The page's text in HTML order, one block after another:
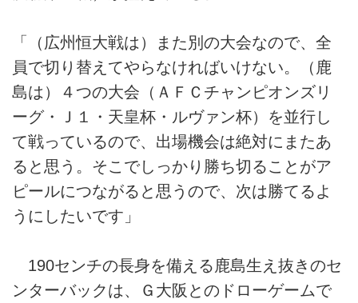
「（広州恒大戦は）また別の大会なので、全
員で切り替えてやらなければいけない。（鹿
島は）４つの大会（ＡＦＣチャンピオンズリ
ーグ・Ｊ１・天皇杯・ルヴァン杯）を並行し
て戦っているので、出場機会は絶対にまたあ
ると思う。そこでしっかり勝ち切ることがア
ピールにつながると思うので、次は勝てるよ
うにしたいです」
190センチの長身を備える鹿島生え抜きのセ
ンターバックは、Ｇ大阪とのドローゲームで